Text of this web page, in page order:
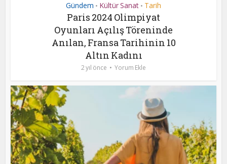
Gündem • Kültür Sanat • Tarih
Paris 2024 Olimpiyat
Oyunları Açılış Töreninde
Anılan, Fransa Tarihinin 10
Altın Kadını
2 yıl önce Yorum Ekle